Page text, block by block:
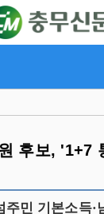
후보, '1+7
민 기본소득·